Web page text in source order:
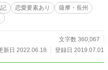
榎本のその後の人生にも光を当てて
であります。
恋愛要素あり
薩摩・長州
文字数 360,067
新日 2022.06.18
登録日 2019.07.01